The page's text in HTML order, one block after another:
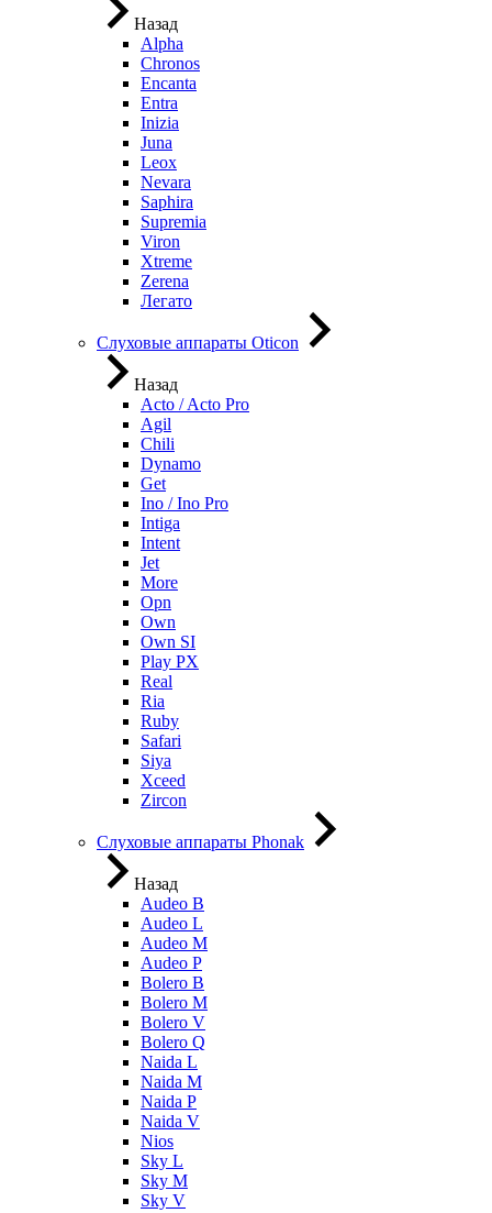
Назад
Alpha
Chronos
Encanta
Entra
Inizia
Juna
Leox
Nevara
Saphira
Supremia
Viron
Xtreme
Zerena
Легато
Слуховые аппараты Oticon
Назад
Acto / Acto Pro
Agil
Chili
Dynamo
Get
Ino / Ino Pro
Intiga
Intent
Jet
More
Opn
Own
Own SI
Play PX
Real
Ria
Ruby
Safari
Siya
Xceed
Zircon
Слуховые аппараты Phonak
Назад
Audeo B
Audeo L
Audeo М
Audeo P
Bolero B
Bolero M
Bolero V
Bolero Q
Naida L
Naida M
Naida P
Naida V
Nios
Sky L
Sky M
Sky V